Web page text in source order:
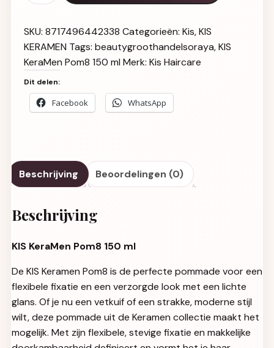
SKU: 8717496442338 Categorieën: Kis,KIS
KERAMEN Tags: beautygroothandelsoraya,KIS
KeraMen Pom8 150 ml Merk: Kis Haircare
Dit delen:
Facebook WhatsApp
Beschrijving Beoordelingen (0)
Beschrijving
KIS KeraMen Pom8 150 ml
De KIS Keramen Pom8 is de perfecte pommade voor een
flexibele fixatie en een verzorgde look met een lichte
glans. Of je nu een vetkuif of een strakke, moderne stijl
wilt, deze pommade uit de Keramen collectie maakt het
mogelijk. Met zijn flexibele, stevige fixatie en makkelijke